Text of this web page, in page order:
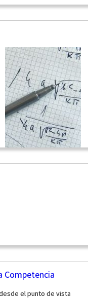
Competencia
el punto de vista